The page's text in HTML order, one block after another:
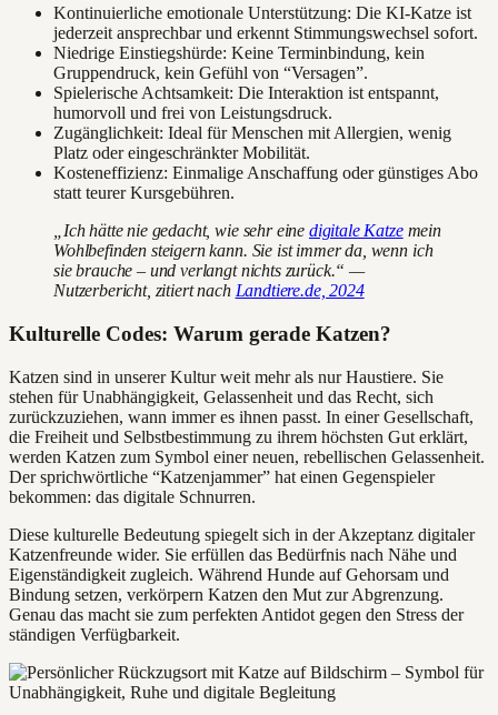
Kontinuierliche emotionale Unterstützung: Die KI-Katze ist
jederzeit ansprechbar und erkennt Stimmungswechsel sofort.
Niedrige Einstiegshürde: Keine Terminbindung, kein
Gruppendruck, kein Gefühl von “Versagen”.
Spielerische Achtsamkeit: Die Interaktion ist entspannt,
humorvoll und frei von Leistungsdruck.
Zugänglichkeit: Ideal für Menschen mit Allergien, wenig
Platz oder eingeschränkter Mobilität.
Kosteneffizienz: Einmalige Anschaffung oder günstiges Abo
statt teurer Kursgebühren.
„Ich hätte nie gedacht, wie sehr eine digitale Katzemein
Wohlbefinden steigern kann. Sie ist immer da, wenn ich
sie brauche – und verlangt nichts zurück.“ —
Nutzerbericht, zitiert nach Landtiere.de, 2024
Kulturelle Codes: Warum gerade Katzen?
Katzen sind in unserer Kultur weit mehr als nur Haustiere. Sie
stehen für Unabhängigkeit, Gelassenheit und das Recht, sich
zurückzuziehen, wann immer es ihnen passt. In einer Gesellschaft,
die Freiheit und Selbstbestimmung zu ihrem höchsten Gut erklärt,
werden Katzen zum Symbol einer neuen, rebellischen Gelassenheit.
Der sprichwörtliche “Katzenjammer” hat einen Gegenspieler
bekommen: das digitale Schnurren.
Diese kulturelle Bedeutung spiegelt sich in der Akzeptanz digitaler
Katzenfreunde wider. Sie erfüllen das Bedürfnis nach Nähe und
Eigenständigkeit zugleich. Während Hunde auf Gehorsam und
Bindung setzen, verkörpern Katzen den Mut zur Abgrenzung.
Genau das macht sie zum perfekten Antidot gegen den Stress der
ständigen Verfügbarkeit.